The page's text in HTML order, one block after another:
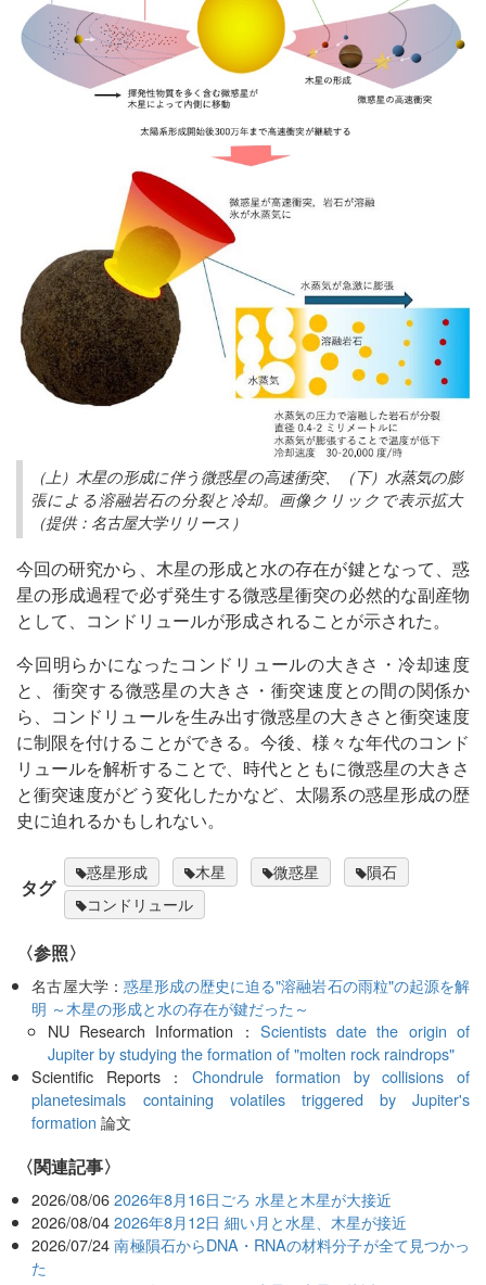
（上）木星の形成に伴う微惑星の高速衝突、（下）水蒸気の膨
張による溶融岩石の分裂と冷却。画像クリックで表示拡大
（提供：名古屋大学リリース）
今回の研究から、木星の形成と水の存在が鍵となって、惑
星の形成過程で必ず発生する微惑星衝突の必然的な副産物
として、コンドリュールが形成されることが示された。
今回明らかになったコンドリュールの大きさ・冷却速度
と、衝突する微惑星の大きさ・衝突速度との間の関係か
ら、コンドリュールを生み出す微惑星の大きさと衝突速度
に制限を付けることができる。今後、様々な年代のコンド
リュールを解析することで、時代とともに微惑星の大きさ
と衝突速度がどう変化したかなど、太陽系の惑星形成の歴
史に迫れるかもしれない。
タグ
惑星形成 木星 微惑星
隕石
コンドリュール
〈参照〉
名古屋大学： 惑星形成の歴史に迫る"溶融岩石の雨粒"の起源を解
明 ～木星の形成と水の存在が鍵だった～
NU Research Information： Scientists date the origin of
Jupiter by studying the formation of "molten rock raindrops"
Scientific Reports： Chondrule formation by collisions of
planetesimals containing volatiles triggered by Jupiter's
formation 論文
関連記事
2026/08/06 2026年8月16日ごろ 水星と木星が大接近
2026/08/04 2026年8月12日 細い月と水星、木星が接近
2026/07/24 南極隕石からDNA・RNAの材料分子が全て見つかっ
た